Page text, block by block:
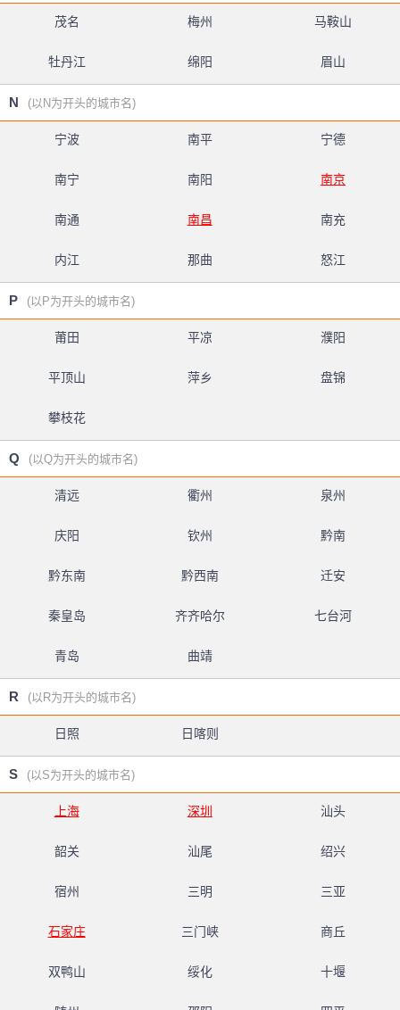
茂名 梅州 马鞍山
牡丹江 绵阳 眉山
N (以N为开头的城市名)
宁波 南平 宁德
南宁 南阳 南京
南通 南昌 南充
内江 那曲 怒江
P (以P为开头的城市名)
莆田 平凉 濮阳
平顶山 萍乡 盘锦
攀枝花
Q (以Q为开头的城市名)
清远 衢州 泉州
庆阳 钦州 黔南
黔东南 黔西南 迁安
秦皇岛 齐齐哈尔 七台河
青岛 曲靖
R (以R为开头的城市名)
日照 日喀则
S (以S为开头的城市名)
上海 深圳 汕头
韶关 汕尾 绍兴
宿州 三明 三亚
石家庄 三门峡 商丘
双鸭山 绥化 十堰